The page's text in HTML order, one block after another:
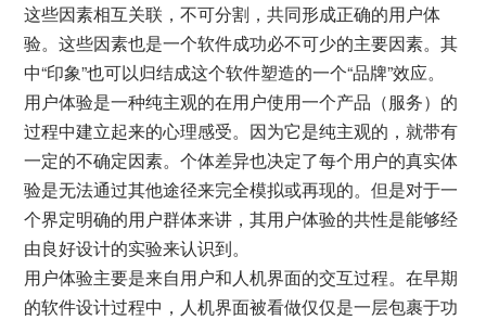
这些因素相互关联，不可分割，共同形成正确的用户体
验。这些因素也是一个软件成功必不可少的主要因素。其
中“印象”也可以归结成这个软件塑造的一个“品牌”效应。
用户体验是一种纯主观的在用户使用一个产品（服务）的
过程中建立起来的心理感受。因为它是纯主观的，就带有
一定的不确定因素。个体差异也决定了每个用户的真实体
验是无法通过其他途径来完全模拟或再现的。但是对于一
个界定明确的用户群体来讲，其用户体验的共性是能够经
由良好设计的实验来认识到。
用户体验主要是来自用户和人机界面的交互过程。在早期
的软件设计过程中，人机界面被看做仅仅是一层包裹于功